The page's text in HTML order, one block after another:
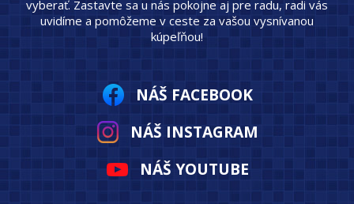
vyberať. Zastavte sa u nás pokojne aj pre radu, radi vás
uvidíme a pomôžeme v ceste za vašou vysnívanou
kúpeľňou!
NÁŠ FACEBOOK
NÁŠ INSTAGRAM
NÁŠ YOUTUBE